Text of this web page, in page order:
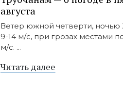
августа
Ветер южной четверти, ночью
9-14 м/с, при грозах местами
м/с. ...
Читать далее